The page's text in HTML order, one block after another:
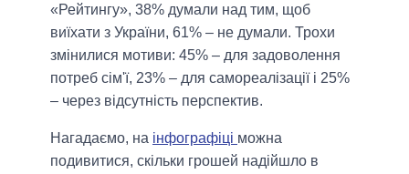
«Рейтингу», 38% думали над тим, щоб
виїхати з України, 61% – не думали. Трохи
змінилися мотиви: 45% – для задоволення
потреб сім'ї, 23% – для самореалізації і 25%
– через відсутність перспектив.
Нагадаємо, на інфографіці можна
подивитися, скільки грошей надійшло в